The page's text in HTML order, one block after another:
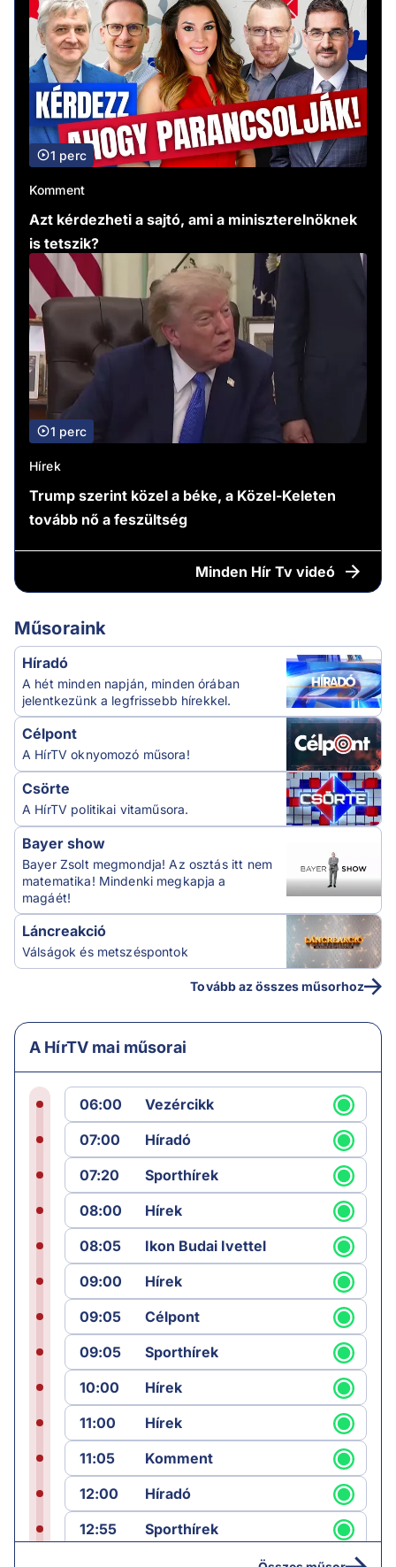
1 perc
Komment
Azt kérdezheti a sajtó, ami a miniszterelnöknek
is tetszik?
1 perc
Hírek
Trump szerint közel a béke, a Közel-Keleten
tovább nő a feszültség
Minden Hír Tv videó
Műsoraink
Híradó
A hét minden napján, minden órában
jelentkezünk a legfrissebb hírekkel.
Célpont
A HírTV oknyomozó műsora!
Csörte
A HírTV politikai vitaműsora.
Bayer show
Bayer Zsolt megmondja! Az osztás itt nem
matematika! Mindenki megkapja a
magáét!
Láncreakció
Válságok és metszéspontok
Tovább az összes műsorhoz
A HírTV mai műsorai
06:00
Vezércikk
07:00
Híradó
07:20
Sporthírek
08:00
Hírek
08:05
Ikon Budai Ivettel
09:00
Hírek
09:05
Célpont
09:05
Sporthírek
10:00
Hírek
11:00
Hírek
11:05
Komment
12:00
Híradó
12:55
Sporthírek